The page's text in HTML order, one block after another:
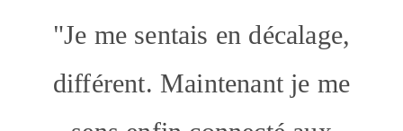
"Je me sentais en décalage,
différent. Maintenant je me